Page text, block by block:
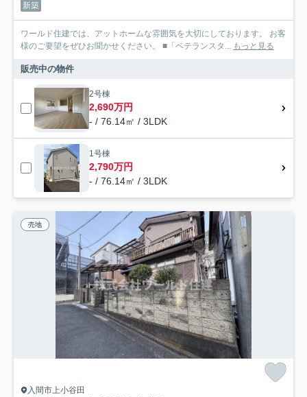
新築
ワールド住建では、アットホームな雰囲気を大切にしております。 お客
様のご要望をぜひお聞かせください。 ■「ベテランスタ... もっと見る
販売中の物件
2号棟
2,690万円
- / 76.14㎡ / 3LDK
1号棟
2,790万円
- / 76.14㎡ / 3LDK
売地
入間市上小谷田